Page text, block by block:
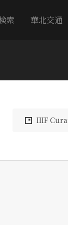
索 華北交通
IIIF